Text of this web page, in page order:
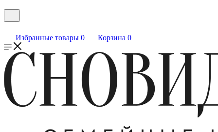
Избранные товары 0 Корзина 0